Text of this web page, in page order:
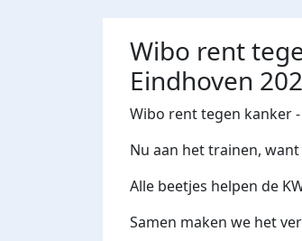
Wibo rent
Eindhoven
Wibo rent tegen kanker
Nu aan het trainen,
Alle beetjes helpen de
Samen maken we het